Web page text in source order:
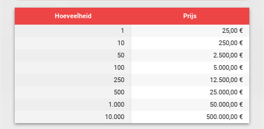
Hoeveelheid
Prijs
1
25,00 €
10
250,00 €
50
2.500,00 €
100
5.000,00 €
250
12.500,00 €
500
25.000,00 €
1.000
50.000,00 €
10.000
500.000,00 €